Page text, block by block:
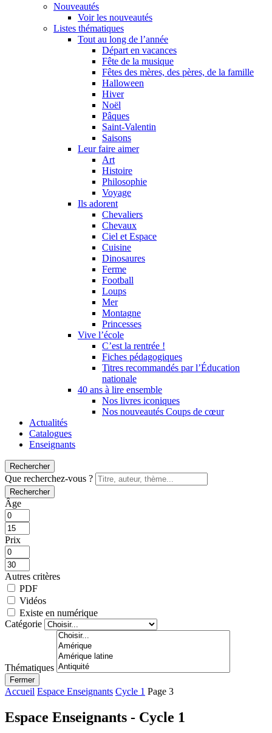
Nouveautés
Voir les nouveautés
Listes thématiques
Tout au long de l’année
Départ en vacances
Fête de la musique
Fêtes des mères, des pères, de la famille
Halloween
Hiver
Noël
Pâques
Saint-Valentin
Saisons
Leur faire aimer
Art
Histoire
Philosophie
Voyage
Ils adorent
Chevaliers
Chevaux
Ciel et Espace
Cuisine
Dinosaures
Ferme
Football
Loups
Mer
Montagne
Princesses
Vive l’école
C’est la rentrée !
Fiches pédagogiques
Titres recommandés par l’Éducation
nationale
40 ans à lire ensemble
Nos livres iconiques
Nos nouveautés Coups de cœur
Actualités
Catalogues
Enseignants
Rechercher
Que recherchez-vous ?
Rechercher
Âge
Prix
Autres critères
PDF
Vidéos
Existe en numérique
Catégorie
Thématiques
Fermer
Accueil Espace Enseignants Cycle 1 Page 3
Espace Enseignants - Cycle 1